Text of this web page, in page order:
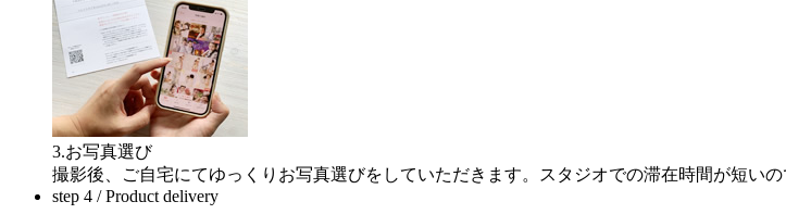
3.お写真選び
撮影後、ご自宅にてゆっくりお写真選びをしていただきます。スタジオでの滞在時間が短い
step 4 / Product delivery